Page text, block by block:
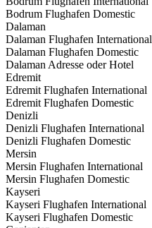
Bodrum Flughafen Domestic
Dalaman
Dalaman Flughafen International
Dalaman Flughafen Domestic
Dalaman Adresse oder Hotel
Edremit
Edremit Flughafen International
Edremit Flughafen Domestic
Denizli
Denizli Flughafen International
Denizli Flughafen Domestic
Mersin
Mersin Flughafen International
Mersin Flughafen Domestic
Kayseri
Kayseri Flughafen International
Kayseri Flughafen Domestic